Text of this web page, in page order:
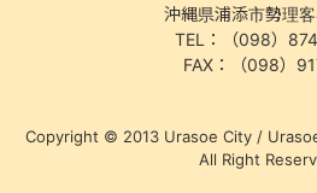
沖縄県浦添市勢理
TEL：（098）
FAX：（098）
Copyright © 2013 Urasoe City /
All Right